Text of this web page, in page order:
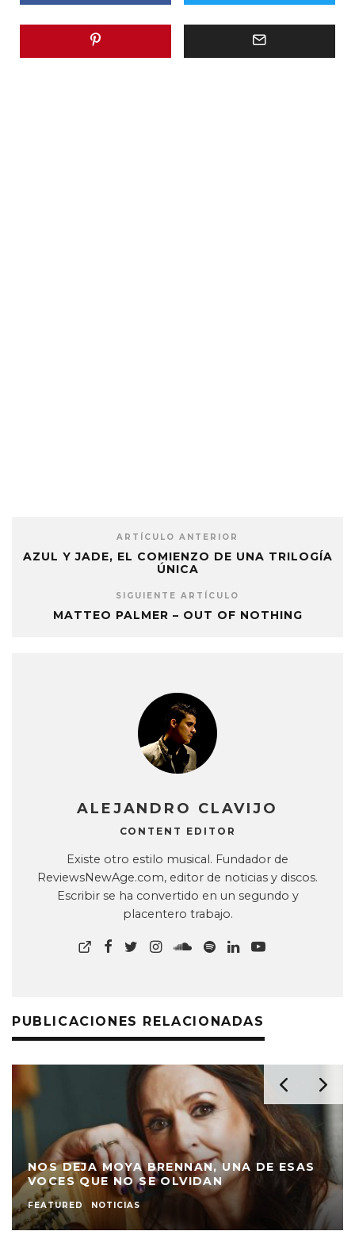
ARTÍCULO ANTERIOR
AZUL Y JADE, EL COMIENZO DE UNA TRILOGÍA
ÚNICA
SIGUIENTE ARTÍCULO
MATTEO PALMER – OUT OF NOTHING
ALEJANDRO CLAVIJO
CONTENT EDITOR
Existe otro estilo musical. Fundador de
ReviewsNewAge.com, editor de noticias y discos.
Escribir se ha convertido en un segundo y
placentero trabajo.
PUBLICACIONES RELACIONADAS
NOS DEJA MOYA BRENNAN, UNA DE ESAS
VOCES QUE NO SE OLVIDAN
FEATURED NOTICIAS